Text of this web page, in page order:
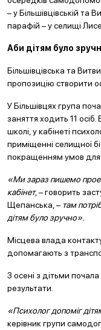
– у Більшівцівській та
парафій – у селищі
Аби дітям було
Більшівцівська та
пропозицію створити
У Більшівцях група
заняття ходить 11
школі, у кабінеті
приміщенні селищної
покращенням умов для
«Ми зараз пишемо
кабінет, – говорить
Щепанська, – там
дітям було зручно».
Місцева влада
допомагають з
З осені з дітьми
результати.
«Психолог допоміг
керівник групи